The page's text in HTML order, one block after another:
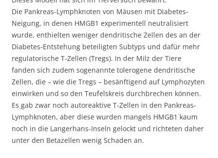
Die Pankreas-Lymphknoten von Mäusen mit Diabetes-
Neigung, in denen HMGB1 experimentell neutralisiert
wurde, enthielten weniger dendritische Zellen des an der
Diabetes-Entstehung beteiligten Subtyps und dafür mehr
regulatorische T-Zellen (Tregs). In der Milz der Tiere
fanden sich zudem sogenannte tolerogene dendritische
Zellen, die – wie die Tregs – besänftigend auf Lymphozyten
einwirken und so den Teufelskreis durchbrechen können.
Es gab zwar noch autoreaktive T-Zellen in den Pankreas-
Lymphknoten, aber diese wurden mangels HMGB1 kaum
noch in die Langerhans-Inseln gelockt und richteten daher
unter den Betazellen wenig Schaden an.